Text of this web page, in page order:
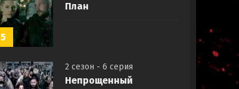
5
План
2 сезон - 6 серия
Непрощенный